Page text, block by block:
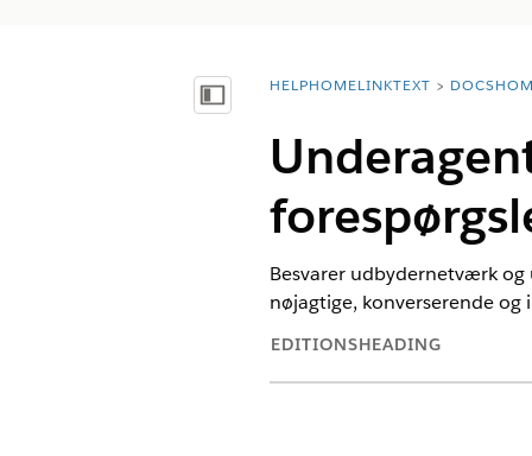
Vis indholdsfortegnelse
breadcrumbDescription
HELPHOMELINKTEXT
Besvarer udbydernetværk og
nøjagtige, konverserende
EDITIONSHEADING